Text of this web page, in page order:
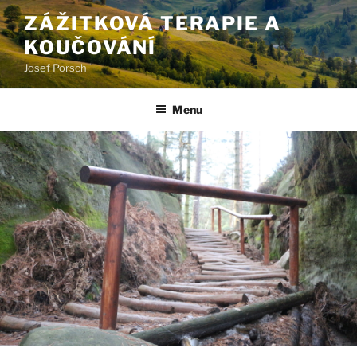
Přejít
k
obsahu
webu
ZÁŽITKOVÁ TERAPIE A
KOUČOVÁNÍ
Josef Porsch
Menu